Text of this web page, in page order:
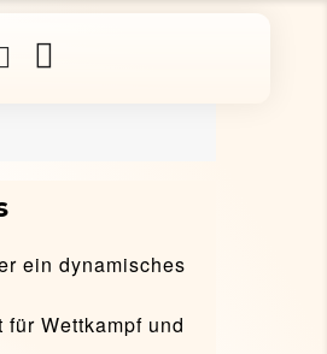
ein dynamisches
Wettkampf und